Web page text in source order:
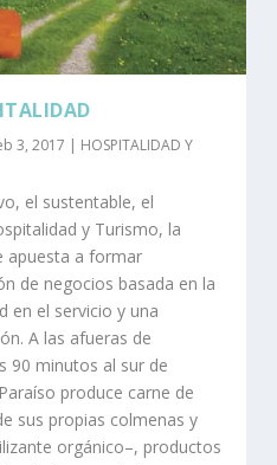
3, 2017 | HOSPITALIDAD Y
el sustentable, el
y Turismo, la
apuesta a formar
de negocios basada en la
en el servicio y una
A las afueras de
90 minutos al sur de
produce carne de
sus propias colmenas y
orgánico–, productos